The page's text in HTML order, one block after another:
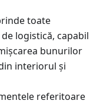
toate
logistică, capabil
bunurilor
interiorul și
referitoare